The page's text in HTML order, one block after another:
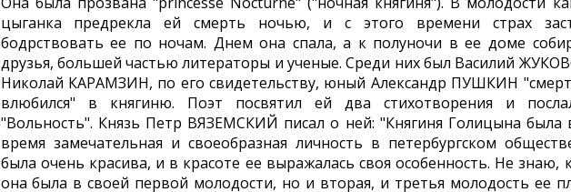
цыганка предрекла ей смерть ночью, и с этого времени страх
бодрствовать ее по ночам. Днем она спала, а к полуночи в ее доме
друзья, большей частью литераторы и ученые. Среди них был Василий
Николай КАРАМЗИН, по его свидетельству, юный Александр ПУШКИН
влюбился" в княгиню. Поэт посвятил ей два стихотворения и
"Вольность". Князь Петр ВЯЗЕМСКИЙ писал о ней: "Княгиня Голицына была
время замечательная и своеобразная личность в петербургском
была очень красива, и в красоте ее выражалась своя особенность. Не знаю,
она была в своей первой молодости, но и вторая, и третья молодость ее